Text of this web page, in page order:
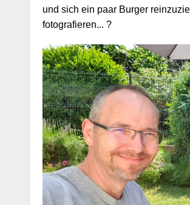
und sich ein paar Burger
fotografieren... ?